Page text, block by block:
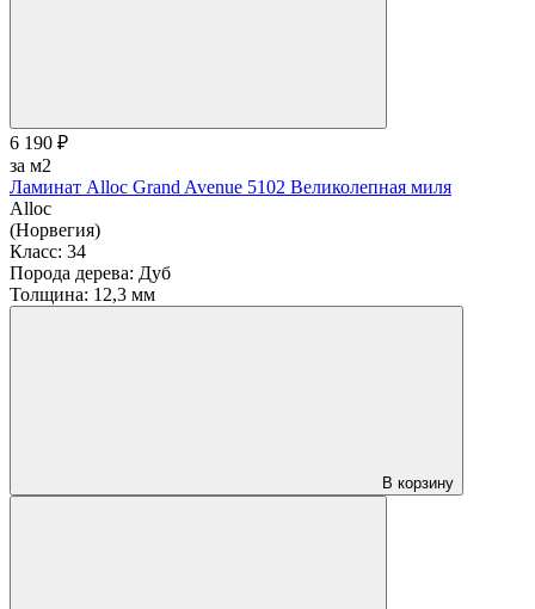
6 190 ₽
за м2
Ламинат Alloc Grand Avenue 5102 Великолепная миля
Alloc
(Норвегия)
Класс: 34
Порода дерева: Дуб
Толщина: 12,3 мм
В корзину